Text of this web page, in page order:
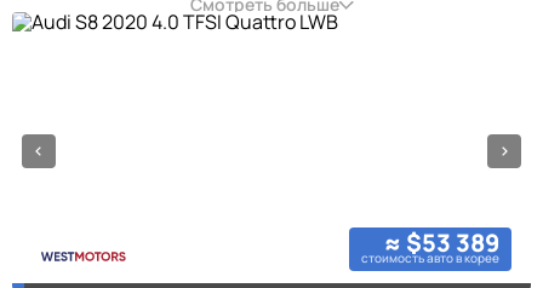
≈ $53 389
стоимость авто в корее